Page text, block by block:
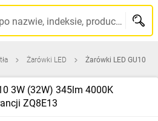
Szukaj po nazwie, indeksie, producencie, kodzie kreskowym...
Żarówki LED Żarówki LED GU10
3W (32W) 345lm 4000K
ZQ8E13